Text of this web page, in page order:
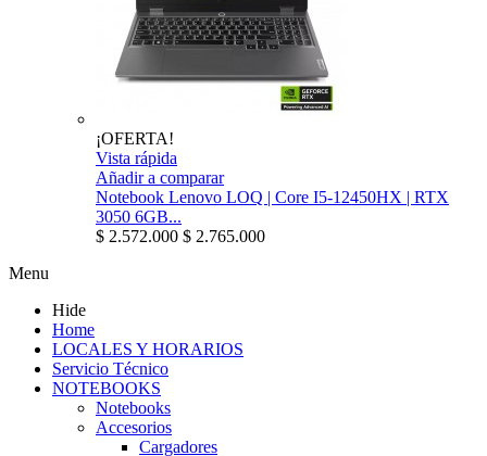
¡OFERTA!
Vista rápida
Añadir a comparar
Notebook Lenovo LOQ | Core I5-12450HX | RTX
3050 6GB...
$ 2.572.000 $ 2.765.000
Menu
Hide
Home
LOCALES Y HORARIOS
Servicio Técnico
NOTEBOOKS
Notebooks
Accesorios
Cargadores